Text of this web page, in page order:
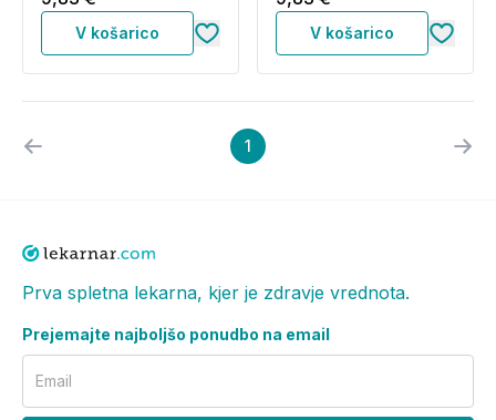
V košarico V košarico
1
Prva spletna lekarna, kjer je zdravje vrednota.
Prejemajte najboljšo ponudbo na email
Email